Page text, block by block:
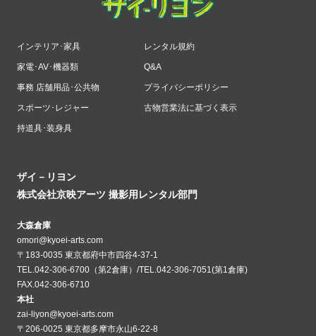
インテリア･家具
家電･AV･機器類
事務 店舗用品･公共物
スポーツ･レジャー
持道具･装身具
レンタル規約
Q&A
プライバシーポリシー
古物営業法に基づく表示
ザイ－リヨン
株式会社京映アーツ 撮影用レンタル部門
大森倉庫
omori@kyoei-arts.com
〒183-0035 東京都府中市四谷4-37-1
TEL.042-306-6700（第2倉庫）/TEL.042-306-7051(第1倉庫)
FAX.042-306-6710
本社
zai-liyon@kyoei-arts.com
〒206-0025 東京都多摩市永山6-22-8